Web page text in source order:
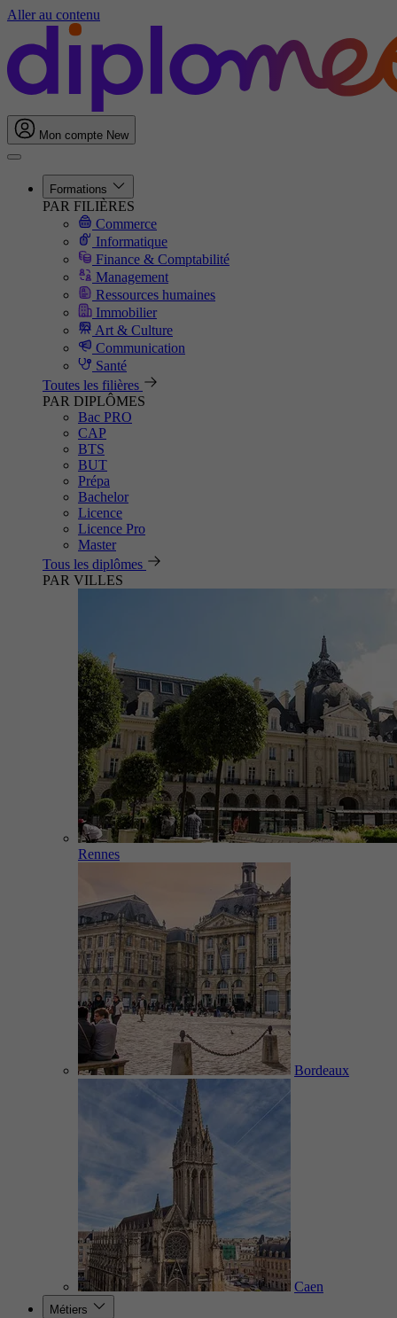
Aller au contenu
Mon compte New
Formations
PAR FILIÈRES
Commerce
Informatique
Finance & Comptabilité
Management
Ressources humaines
Immobilier
Art & Culture
Communication
Santé
Toutes les filières
PAR DIPLÔMES
Bac PRO
CAP
BTS
BUT
Prépa
Bachelor
Licence
Licence Pro
Master
Tous les diplômes
PAR VILLES
Rennes
Bordeaux
Caen
Métiers